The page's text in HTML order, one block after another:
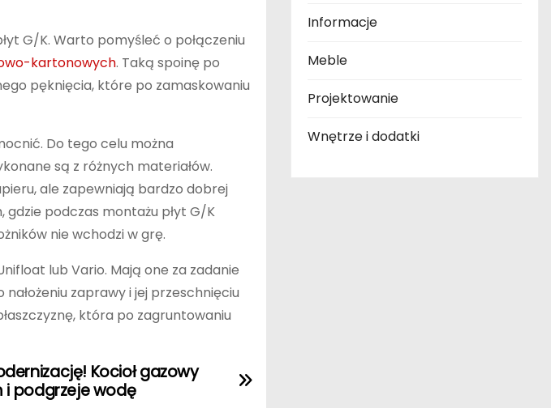
G/K. Warto pomyśleć o połączeniu
kartonowych. Taką spoinę po
pęknięcia, które po zamaskowaniu
Do tego celu można
są z różnych materiałów.
ale zapewniają bardzo dobrej
gdzie podczas montażu płyt G/K
nie wchodzi w grę.
lub Vario. Mają one za zadanie
zaprawy i jej przeschnięciu
która po zagruntowaniu
Kocioł gazowy
i podgrzeje wodę
Informacje
Meble
Projektowanie
Wnętrze i dodatki